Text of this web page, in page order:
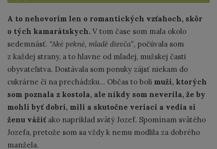
A to nehovorím len o romantických vzťahoch, skôr
o tých kamarátskych. V tom čase som mala okolo
sedemnásť. ''Aké pekné, mladé dievča“, počúvala som
z každej strany, a to hlavne od mladej, mužskej časti
obyvateľstva. Dostávala som ponuky zájsť niekam do
cukrárne či na prechádzku... Občas to boli muži, ktorých
som poznala z kostola, ale nikdy som neverila, že by
mohli byť dobrí, milí a skutočne veriaci a vedia si
ženu vážiť ako napríklad svätý Jozef. Spomínam svätého
Jozefa, pretože som sa vždy k nemu modlila za dobrého
manžela.